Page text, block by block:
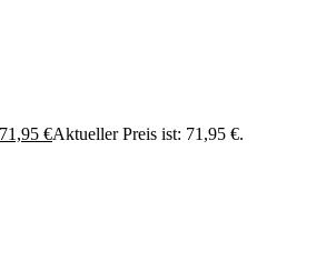
71,95 €Aktueller Preis ist: 71,95 €.